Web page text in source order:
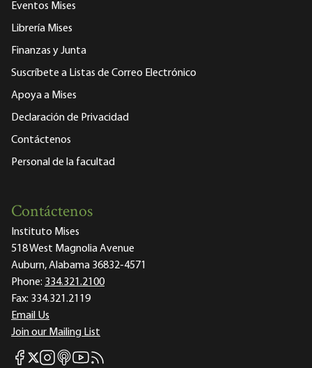
Eventos Mises
Librería Mises
Finanzas y Junta
Suscríbete a Listas de Correo Electrónico
Apoya a Mises
Declaración de Privacidad
Contáctenos
Personal de la facultad
Contáctenos
Instituto Mises
518 West Magnolia Avenue
Auburn, Alabama 36832-4571
Phone: 334.321.2100
Fax: 334.321.2119
Email Us
Join our Mailing List
Mises Facebook
Mises X
Mises Instagram
Mises itunes
Mises Youtube
Mises RSS feed